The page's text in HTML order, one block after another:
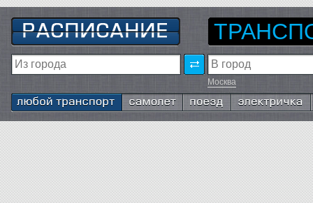
Москва
Любой транспорт Самолёт Поезд Электричка